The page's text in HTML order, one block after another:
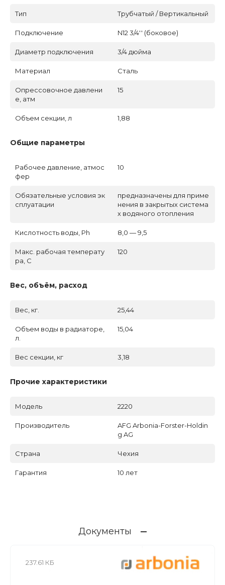
Тип Трубчатый / Вертикальный
Подключение N12 3/4'' (боковое)
Диаметр подключения 3/4 дюйма
Материал Сталь
Опрессовочное давлени
е, атм
15
Объем секции, л 1,88
Общие параметры
Рабочее давление, атмос
фер
10
Обязательные условия эк
сплуатации
предназначены для приме
нения в закрытых система
х водяного отопления
Кислотность воды, Ph 8,0 — 9,5
Макс. рабочая температу
ра, C
120
Вес, объём, расход
Вес, кг. 25,44
Объем воды в радиаторе,
л.
15,04
Вес секции, кг 3,18
Прочие характеристики
Модель 2220
Производитель
AFG Arbonia-Forster-Holdin
g AG
Страна Чехия
Гарантия 10 лет
Документы
237.61 КБ